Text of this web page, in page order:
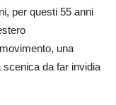
per questi 55 anni
una
da far invidia